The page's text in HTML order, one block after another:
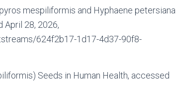
mespiliformis and Hyphaene petersiana
28, 2026,
624f2b17-1d17-4d37-90f8-
Seeds in Human Health, accessed